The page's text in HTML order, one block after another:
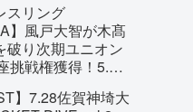
！
スリング
】風戸大智が木髙
破り次期ユニオン
挑戦権獲得！5.28
突へ！
】7.28佐賀神埼大